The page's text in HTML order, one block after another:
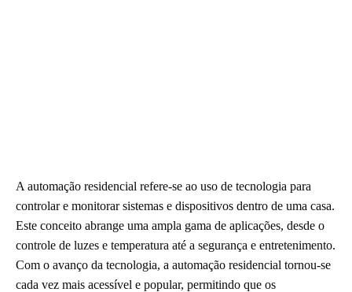
A automação residencial refere-se ao uso de tecnologia para
controlar e monitorar sistemas e dispositivos dentro de uma casa.
Este conceito abrange uma ampla gama de aplicações, desde o
controle de luzes e temperatura até a segurança e entretenimento.
Com o avanço da tecnologia, a automação residencial tornou-se
cada vez mais acessível e popular, permitindo que os